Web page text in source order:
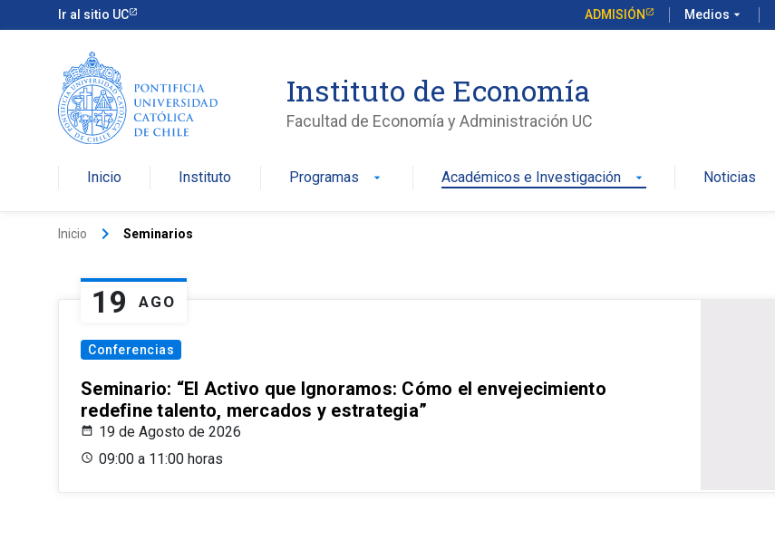
Ir al sitio UC ADMISIÓN Medios arrow_drop_down
Instituto de Economía
Facultad de Economía y Administración UC
Inicio Instituto Programas arrow_drop_down Académicos e Investigación arrow_drop_down Noticias
Inicio keyboard_arrow_right Seminarios
19 AGO
Conferencias
Seminario: “El Activo que Ignoramos: Cómo el envejecimiento
redefine talento, mercados y estrategia”
19 de Agosto de 2026
09:00 a 11:00 horas